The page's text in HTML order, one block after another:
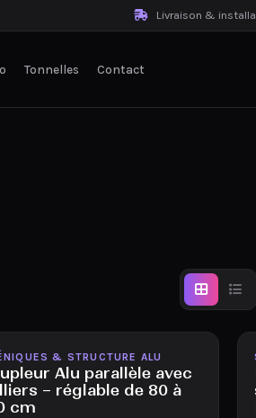
Livraison &
Tonnelles Contact
& STRUCTURE ALU
Alu parallèle avec
– réglable de 80 à
cm